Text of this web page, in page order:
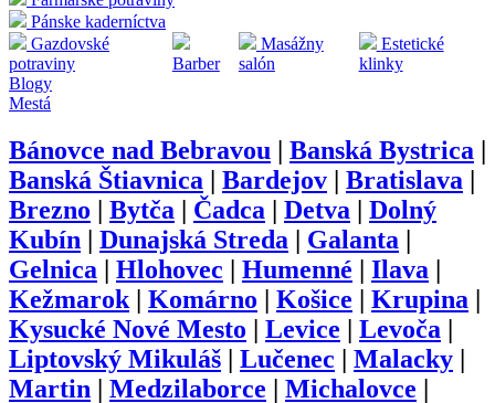
Pánske kaderníctva
Gazdovské
potraviny
Barber
Masážny
salón
Estetické
klinky
Blogy
Mestá
Bánovce nad Bebravou Banská Bystrica
Banská Štiavnica
Bardejov Bratislava
Brezno
Bytča Čadca Detva
Dolný
Kubín
Dunajská Streda Galanta
Gelnica
Hlohovec Humenné Ilava
Kežmarok| Komárno Košice Krupina
Kysucké Nové Mesto
Levice Levoča
Liptovský Mikuláš
Lučenec Malacky
Martin
Medzilaborce Michalovce